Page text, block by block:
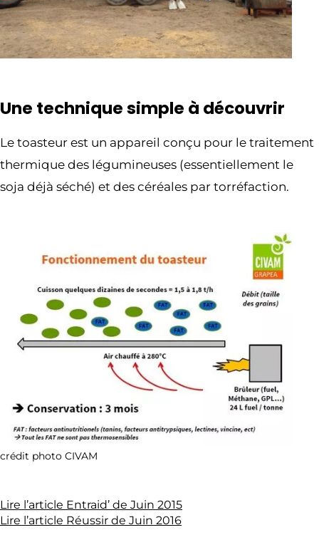
Une technique simple à découvrir
Le toasteur est un appareil conçu pour le traitement
thermique des légumineuses (essentiellement le
soja déjà séché) et des céréales par torréfaction.
crédit photo CIVAM
Lire l’article Entraid’ de Juin 2015
Lire l’article Réussir de Juin 2016